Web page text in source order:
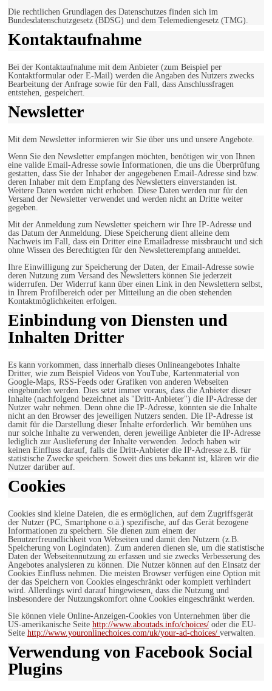
Die rechtlichen Grundlagen des Datenschutzes finden sich im
Bundesdatenschutzgesetz (BDSG) und dem Telemediengesetz (TMG).
Kontaktaufnahme
Bei der Kontaktaufnahme mit dem Anbieter (zum Beispiel per
Kontaktformular oder E-Mail) werden die Angaben des Nutzers zwecks
Bearbeitung der Anfrage sowie für den Fall, dass Anschlussfragen
entstehen, gespeichert.
Newsletter
Mit dem Newsletter informieren wir Sie über uns und unsere Angebote.
Wenn Sie den Newsletter empfangen möchten, benötigen wir von Ihnen
eine valide Email-Adresse sowie Informationen, die uns die Überprüfung
gestatten, dass Sie der Inhaber der angegebenen Email-Adresse sind bzw.
deren Inhaber mit dem Empfang des Newsletters einverstanden ist.
Weitere Daten werden nicht erhoben. Diese Daten werden nur für den
Versand der Newsletter verwendet und werden nicht an Dritte weiter
gegeben.
Mit der Anmeldung zum Newsletter speichern wir Ihre IP-Adresse und
das Datum der Anmeldung. Diese Speicherung dient alleine dem
Nachweis im Fall, dass ein Dritter eine Emailadresse missbraucht und sich
ohne Wissen des Berechtigten für den Newsletterempfang anmeldet.
Ihre Einwilligung zur Speicherung der Daten, der Email-Adresse sowie
deren Nutzung zum Versand des Newsletters können Sie jederzeit
widerrufen. Der Widerruf kann über einen Link in den Newslettern selbst,
in Ihrem Profilbereich oder per Mitteilung an die oben stehenden
Kontaktmöglichkeiten erfolgen.
Einbindung von Diensten und
Inhalten Dritter
Es kann vorkommen, dass innerhalb dieses Onlineangebotes Inhalte
Dritter, wie zum Beispiel Videos von YouTube, Kartenmaterial von
Google-Maps, RSS-Feeds oder Grafiken von anderen Webseiten
eingebunden werden. Dies setzt immer voraus, dass die Anbieter dieser
Inhalte (nachfolgend bezeichnet als "Dritt-Anbieter") die IP-Adresse der
Nutzer wahr nehmen. Denn ohne die IP-Adresse, könnten sie die Inhalte
nicht an den Browser des jeweiligen Nutzers senden. Die IP-Adresse ist
damit für die Darstellung dieser Inhalte erforderlich. Wir bemühen uns
nur solche Inhalte zu verwenden, deren jeweilige Anbieter die IP-Adresse
lediglich zur Auslieferung der Inhalte verwenden. Jedoch haben wir
keinen Einfluss darauf, falls die Dritt-Anbieter die IP-Adresse z.B. für
statistische Zwecke speichern. Soweit dies uns bekannt ist, klären wir die
Nutzer darüber auf.
Cookies
Cookies sind kleine Dateien, die es ermöglichen, auf dem Zugriffsgerät
der Nutzer (PC, Smartphone o.ä.) spezifische, auf das Gerät bezogene
Informationen zu speichern. Sie dienen zum einem der
Benutzerfreundlichkeit von Webseiten und damit den Nutzern (z.B.
Speicherung von Logindaten). Zum anderen dienen sie, um die statistische
Daten der Webseitennutzung zu erfassen und sie zwecks Verbesserung des
Angebotes analysieren zu können. Die Nutzer können auf den Einsatz der
Cookies Einfluss nehmen. Die meisten Browser verfügen eine Option mit
der das Speichern von Cookies eingeschränkt oder komplett verhindert
wird. Allerdings wird darauf hingewiesen, dass die Nutzung und
insbesondere der Nutzungskomfort ohne Cookies eingeschränkt werden.
Sie können viele Online-Anzeigen-Cookies von Unternehmen über die
US-amerikanische Seite http://www.aboutads.info/choices/ oder die EU-
Seite http://www.youronlinechoices.com/uk/your-ad-choices/ verwalten.
Verwendung von Facebook Social
Plugins